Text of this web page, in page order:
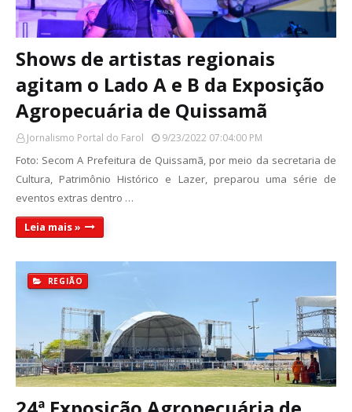
Shows de artistas regionais
agitam o Lado A e B da Exposição
Agropecuária de Quissamã
Jornalismo Portal do Farol 9/23/2022 07:04:00 PM
Foto: Secom A Prefeitura de Quissamã, por meio da secretaria de
Cultura, Patrimônio Histórico e Lazer, preparou uma série de
eventos extras dentro …
Leia mais »
REGIÃO